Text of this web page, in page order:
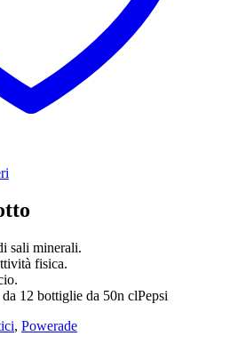
sali minerali.
fisica.
12 bottiglie da 50n clPepsi
, Powerade